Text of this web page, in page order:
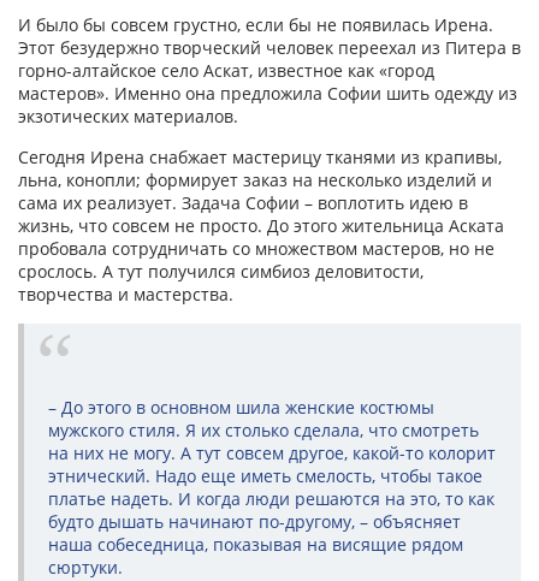
И было бы совсем грустно, если бы не появилась Ирена.
Этот безудержно творческий человек переехал из Питера в
горно-алтайское село Аскат, известное как «город
мастеров». Именно она предложила Софии шить одежду из
экзотических материалов.
Сегодня Ирена снабжает мастерицу тканями из крапивы,
льна, конопли; формирует заказ на несколько изделий и
сама их реализует. Задача Софии – воплотить идею в
жизнь, что совсем не просто. До этого жительница Аската
пробовала сотрудничать со множеством мастеров, но не
срослось. А тут получился симбиоз деловитости,
творчества и мастерства.
– До этого в основном шила женские костюмы
мужского стиля. Я их столько сделала, что смотреть
на них не могу. А тут совсем другое, какой-то колорит
этнический. Надо еще иметь смелость, чтобы такое
платье надеть. И когда люди решаются на это, то как
будто дышать начинают по-другому, – объясняет
наша собеседница, показывая на висящие рядом
сюртуки.